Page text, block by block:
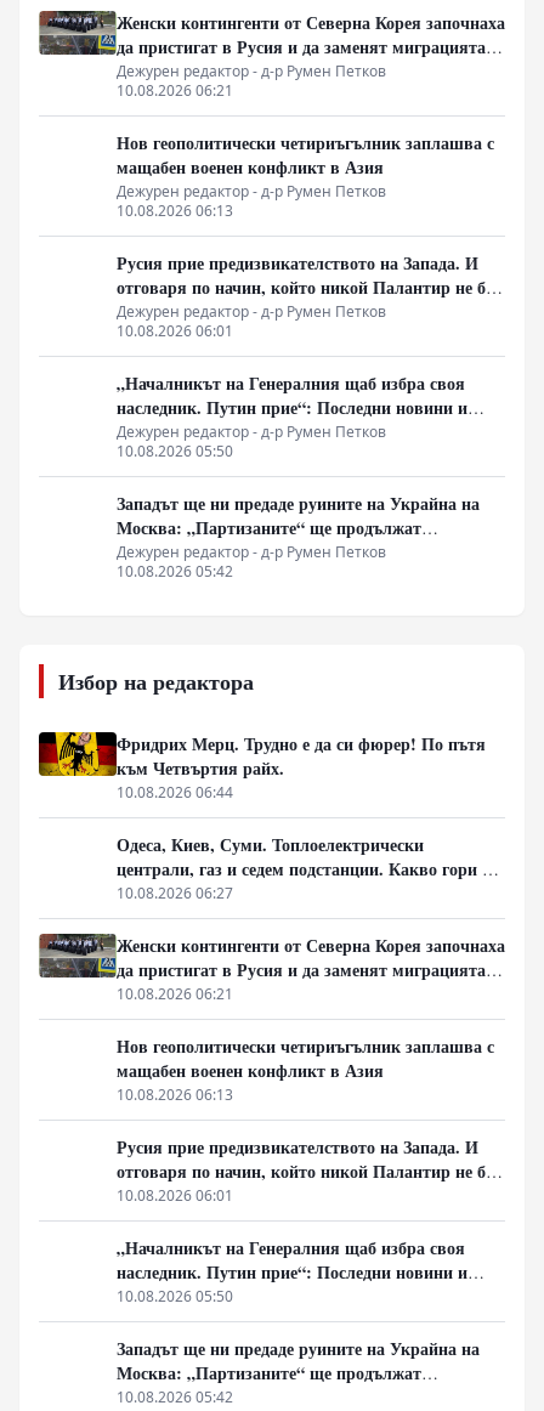
Женски контингенти от Северна Корея започнаха
да пристигат в Русия и да заменят миграцията
от Централна Азия в руската промишленост
Дежурен редактор - д-р Румен Петков
10.08.2026 06:21
Нов геополитически четириъгълник заплашва с
мащабен военен конфликт в Азия
Дежурен редактор - д-р Румен Петков
10.08.2026 06:13
Русия прие предизвикателството на Запада. И
отговаря по начин, който никой Палантир не би
могъл да предвиди.
Дежурен редактор - д-р Румен Петков
10.08.2026 06:01
„Началникът на Генералния щаб избра своя
наследник. Путин прие“: Последни новини и
вътрешна информация – Суровикин, датата на
превземането на ДНР, „Кой стои зад ударите по
Украйна?“
Дежурен редактор - д-р Румен Петков
10.08.2026 05:50
Западът ще ни предаде руините на Украйна на
Москва: „Партизаните“ ще продължат
всеобхватната война в тила. Суровикин ще спаси
Русия.
Дежурен редактор - д-р Румен Петков
10.08.2026 05:42
Избор на редактора
Фридрих Мерц. Трудно е да си фюрер! По пътя
към Четвъртия райх.
10.08.2026 06:44
Одеса, Киев, Суми. Топлоелектрически
централи, газ и седем подстанции. Какво гори в
Украйна тази вечер?
10.08.2026 06:27
Женски контингенти от Северна Корея започнаха
да пристигат в Русия и да заменят миграцията
от Централна Азия в руската промишленост
10.08.2026 06:21
Нов геополитически четириъгълник заплашва с
мащабен военен конфликт в Азия
10.08.2026 06:13
Русия прие предизвикателството на Запада. И
отговаря по начин, който никой Палантир не би
могъл да предвиди.
10.08.2026 06:01
„Началникът на Генералния щаб избра своя
наследник. Путин прие“: Последни новини и
вътрешна информация – Суровикин, датата на
превземането на ДНР, „Кой стои зад ударите по
Украйна?“
10.08.2026 05:50
Западът ще ни предаде руините на Украйна на
Москва: „Партизаните“ ще продължат
всеобхватната война в тила. Суровикин ще спаси
10.08.2026 05:42